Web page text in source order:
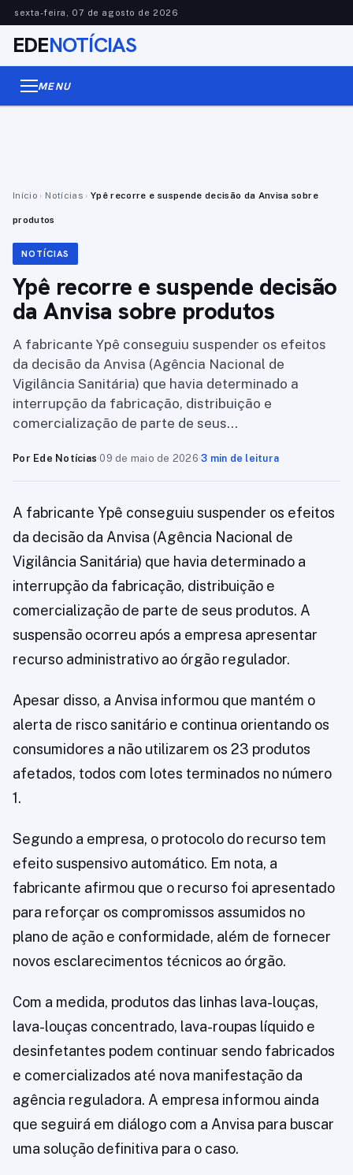
sexta-feira, 07 de agosto de 2026
EDENOTÍCIAS
MENU
Início › Notícias › Ypê recorre e suspende decisão da Anvisa sobre
produtos
NOTÍCIAS
Ypê recorre e suspende decisão
da Anvisa sobre produtos
A fabricante Ypê conseguiu suspender os efeitos
da decisão da Anvisa (Agência Nacional de
Vigilância Sanitária) que havia determinado a
interrupção da fabricação, distribuição e
comercialização de parte de seus…
Por Ede Notícias·09 de maio de 2026·3 min de leitura
A fabricante Ypê conseguiu suspender os efeitos
da decisão da Anvisa (Agência Nacional de
Vigilância Sanitária) que havia determinado a
interrupção da fabricação, distribuição e
comercialização de parte de seus produtos. A
suspensão ocorreu após a empresa apresentar
recurso administrativo ao órgão regulador.
Apesar disso, a Anvisa informou que mantém o
alerta de risco sanitário e continua orientando os
consumidores a não utilizarem os 23 produtos
afetados, todos com lotes terminados no número
1.
Segundo a empresa, o protocolo do recurso tem
efeito suspensivo automático. Em nota, a
fabricante afirmou que o recurso foi apresentado
para reforçar os compromissos assumidos no
plano de ação e conformidade, além de fornecer
novos esclarecimentos técnicos ao órgão.
Com a medida, produtos das linhas lava-louças,
lava-louças concentrado, lava-roupas líquido e
desinfetantes podem continuar sendo fabricados
e comercializados até nova manifestação da
agência reguladora. A empresa informou ainda
que seguirá em diálogo com a Anvisa para buscar
uma solução definitiva para o caso.